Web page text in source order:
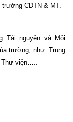
CĐTN & MT.
Tài nguyên và Môi
trường, như: Trung
Thư viện…..